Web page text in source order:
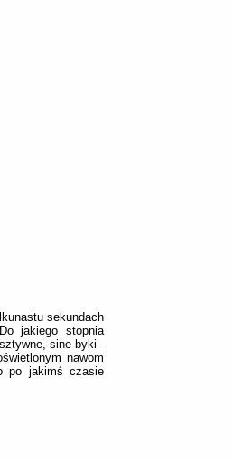
sekundach
jakiego stopnia
sine byki -
nawom
po jakimś czasie